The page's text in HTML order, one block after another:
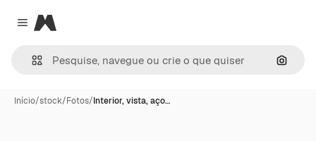
Close menu
Magnific
Início/stock/Fotos/Interior, vista, aço…